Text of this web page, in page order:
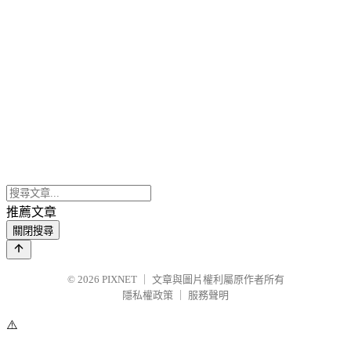
推薦文章
關閉搜尋
© 2026 PIXNET
文章與圖片權利屬原作者所有
隱私權政策
服務聲明
⚠️